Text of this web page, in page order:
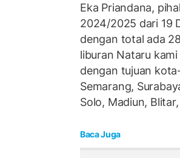
Eka Priandana,
2024/2025 dari 19
dengan total ada
liburan Nataru
dengan tujuan
Semarang,
Solo, Madiun,
Baca Juga